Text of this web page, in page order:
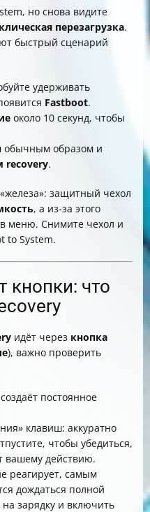
но снова видите
перезагрузка.
быстрый сценарий
удерживать
Fastboot.
около 10 секунд, чтобы
обычным образом и
recovery.
защитный чехол
, а из‑за этого
в меню. Снимите чехол и
to System.
кнопки: что
идёт через кнопка
), важно проверить
постоянное
клавиш: аккуратно
чтобы убедиться,
вашему действию.
реагирует, самым
дождаться полной
зарядку и включить